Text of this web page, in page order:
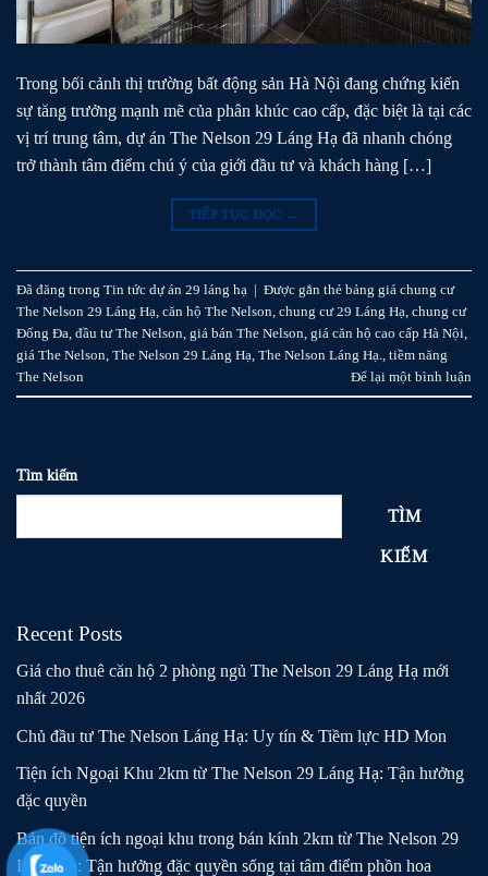
Trong bối cảnh thị trường bất động sản Hà Nội đang chứng kiến
sự tăng trưởng mạnh mẽ của phân khúc cao cấp, đặc biệt là tại các
vị trí trung tâm, dự án The Nelson 29 Láng Hạ đã nhanh chóng
trở thành tâm điểm chú ý của giới đầu tư và khách hàng […]
TIẾP TỤC ĐỌC →
Đã đăng trong Tin tức dự án 29 láng hạ | Được gắn thẻ bảng giá chung cư
The Nelson 29 Láng Hạ căn hộ The Nelson chung cư 29 Láng Hạ chung cư
Đống Đa đầu tư The Nelson giá bán The Nelson giá căn hộ cao cấp Hà Nội
giá The Nelson The Nelson 29 Láng Hạ The Nelson Láng Hạ. tiềm năng
The Nelson
Để lại một bình luận
Tìm kiếm
TÌM
KIẾM
Recent Posts
Giá cho thuê căn hộ 2 phòng ngủ The Nelson 29 Láng Hạ mới
nhất 2026
Chủ đầu tư The Nelson Láng Hạ: Uy tín & Tiềm lực HD Mon
Tiện ích Ngoại Khu 2km từ The Nelson 29 Láng Hạ: Tận hưởng
đặc quyền
Bản đồ tiện ích ngoại khu trong bán kính 2km từ The Nelson 29
Láng Hạ: Tận hưởng đặc quyền sống tại tâm điểm phồn hoa